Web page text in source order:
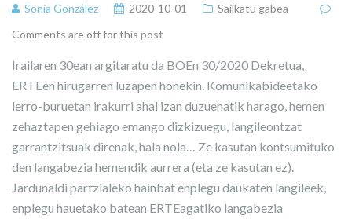
Sonia González 2020-10-01
Sailkatu gabea
Comments are off for this post
Irailaren 30ean argitaratu da BOEn 30/2020 Dekretua,
ERTEen hirugarren luzapen honekin. Komunikabideetako
lerro-buruetan irakurri ahal izan duzuenatik harago, hemen
zehaztapen gehiago emango dizkizuegu, langileontzat
garrantzitsuak direnak, hala nola… Ze kasutan kontsumituko
den langabezia hemendik aurrera (eta ze kasutan ez).
Jardunaldi partzialeko hainbat enplegu daukaten langileek,
enplegu hauetako batean ERTEagatiko langabezia